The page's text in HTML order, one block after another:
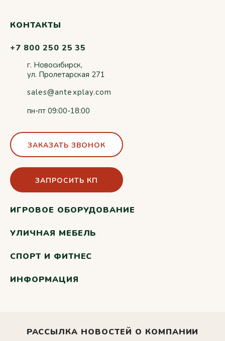
КОНТАКТЫ
+7 800 250 25 35
г. Новосибирск,
ул. Пролетарская 271
sales@antexplay.com
пн-пт 09:00-18:00
ЗАКАЗАТЬ ЗВОНОК
ЗАПРОСИТЬ КП
ИГРОВОЕ ОБОРУДОВАНИЕ
УЛИЧНАЯ МЕБЕЛЬ
СПОРТ И ФИТНЕС
ИНФОРМАЦИЯ
РАССЫЛКА НОВОСТЕЙ О КОМПАНИИ